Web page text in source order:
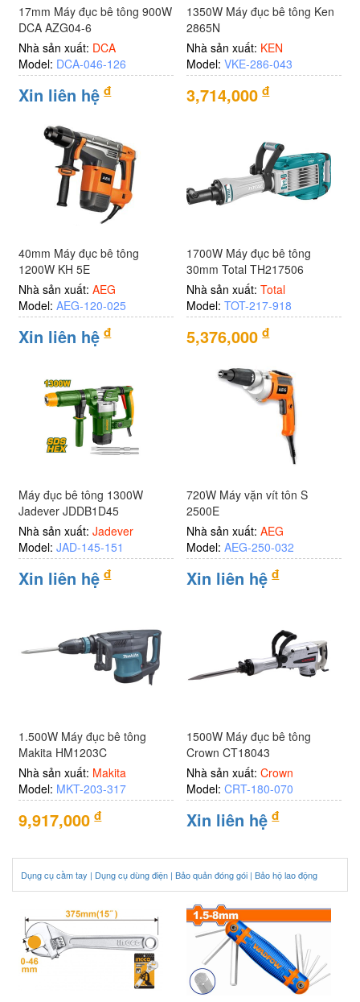
tất
cả
17mm Máy đục bê tông 900W
DCA AZG04-6
Nhà sản xuất: DCA
Model: DCA-046-126
Xin liên hệ đ
1350W Máy đục bê tông Ken
2865N
Nhà sản xuất: KEN
Model:VKE-286-043
3,714,000 đ
40mm Máy đục bê tông
1200W KH 5E
Nhà sản xuất:AEG
Model:AEG-120-025
Xin liên hệ đ
1700W Máy đục bê tông
30mm Total TH217506
Nhà sản xuất:Total
Model:TOT-217-918
5,376,000 đ
Máy đục bê tông 1300W
Jadever JDDB1D45
Nhà sản xuất:Jadever
Model:JAD-145-151
Xin liên hệ đ
720W Máy vặn vít tôn S
2500E
Nhà sản xuất:AEG
Model:AEG-250-032
Xin liên hệ đ
1.500W Máy đục bê tông
Makita HM1203C
Nhà sản xuất: Makita
Model: MKT-203-317
9,917,000 đ
1500W Máy đục bê tông
Crown CT18043
Nhà sản xuất:Crown
Model:CRT-180-070
Xin liên hệ đ
Dụng cụ cầm tay | Dụng cụ dùng điện | Bảo quản đóng gói | Bảo hộ lao động